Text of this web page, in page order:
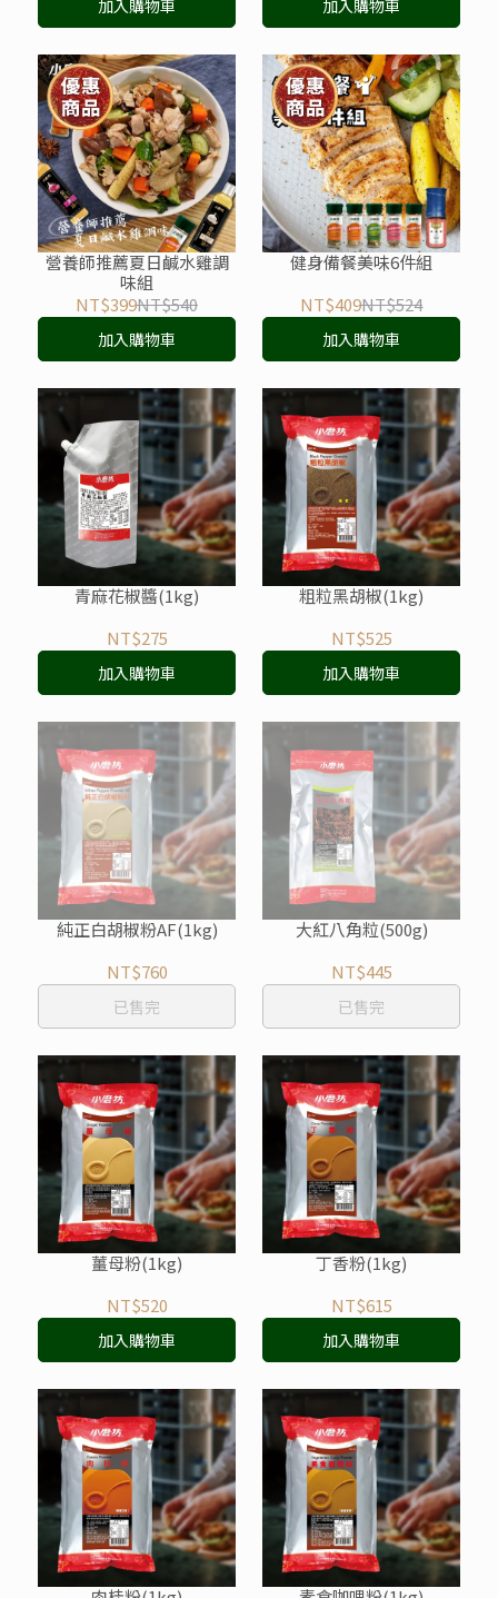
加入購物車 加入購物車
營養師推薦夏日鹹水雞調
味組
NT$399NT$540
加入購物車
健身備餐美味6件組
NT$409NT$524
加入購物車
青麻花椒醬(1kg)
NT$275
加入購物車
粗粒黑胡椒(1kg)
NT$525
加入購物車
純正白胡椒粉AF(1kg)
NT$760
已售完
大紅八角粒(500g)
NT$445
已售完
薑母粉(1kg)
NT$520
加入購物車
丁香粉(1kg)
NT$615
加入購物車